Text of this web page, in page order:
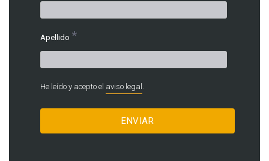
Apellido *
He leído y acepto el aviso legal .